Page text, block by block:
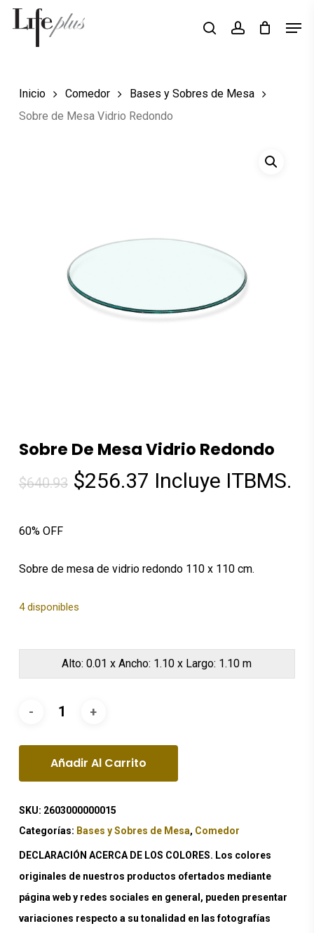
Skip
Búsqueda
productos
searchaccount
Inicio Comedor
Bases y Sobres de Mesa
Sobre de Mesa Vidrio Redondo
Sobre De Mesa Vidrio Redondo
$640.93 El
$640.93.
$256.37 El
$256.37.
Incluye ITBMS.
60% OFF
Sobre de mesa de vidrio redondo 110 x 110 cm.
4 disponibles
Alto: 0.01 x Ancho: 1.10 x Largo: 1.10 m
Añadir Al Carrito
SKU: 2603000000015
Categorías: Bases y Sobres de Mesa, Comedor
DECLARACIÓN ACERCA DE LOS COLORES. Los colores
originales de nuestros productos ofertados mediante
página web y redes sociales en general, pueden presentar
variaciones respecto a su tonalidad en las fotografías